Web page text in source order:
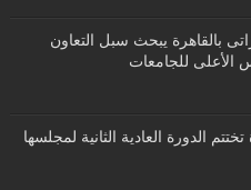
بالقاهرة يبحث سبل التعاون
الأعلى للجامعات
الدورة العادية الثانية لمجلسها